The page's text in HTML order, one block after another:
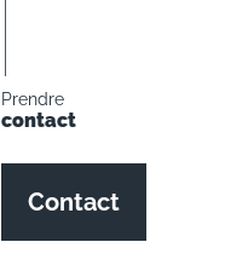
Prendre
contact
Contact